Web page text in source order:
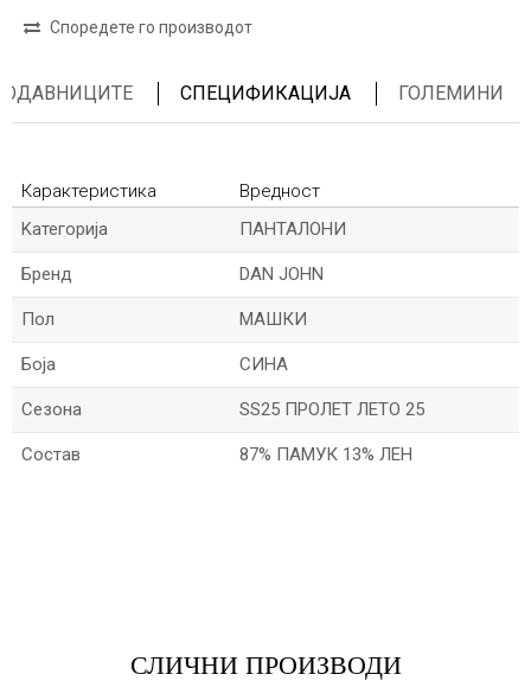
Споредете го производот
СПЕЦИФИКАЦИЈА ГОЛЕМИНИ
Карактеристика
Вредност
Kатегорија
ПАНТАЛОНИ
Бренд DAN JOHN
Пол МАШКИ
Боја СИНА
Сезона SS25 ПРОЛЕТ ЛЕТО 25
Состав 87% ПАМУК 13% ЛЕН
СЛИЧНИ ПРОИЗВОДИ